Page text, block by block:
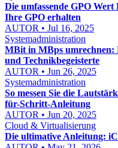
Die umfassende GPO
Ihre GPO erhalten
AUTOR • Jul 16, 2025
Systemadministration
MBit in MBps
und Technikbegeisterte
AUTOR • Jun 26, 2025
Systemadministration
So messen Sie die
für-Schritt-Anleitung
AUTOR • Jun 20, 2025
Cloud & Virtualisierung
Die ultimative Anleitung: